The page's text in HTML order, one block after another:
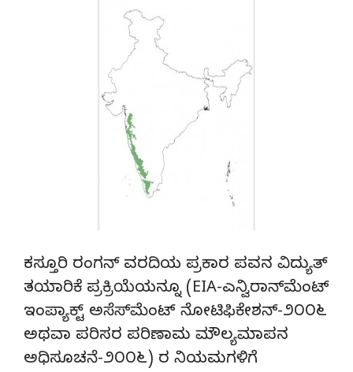
ಕಸ್ತೂರಿ ರಂಗನ್ ವರದಿಯ ಪ್ರಕಾರ ಪವನ ವಿದ್ಯುತ್
ತಯಾರಿಕೆ ಪ್ರಕ್ರಿಯೆಯನ್ನೂ (EIA-ಎನ್ವಿರಾನ್‌ಮೆಂಟ್
ಇಂಪ್ಯಾಕ್ಟ್ ಅಸೆಸ್‌ಮೆಂಟ್ ನೋಟಿಫಿಕೇಶನ್-೨೦೦೬
ಅಥವಾ ಪರಿಸರ ಪರಿಣಾಮ ಮೌಲ್ಯಮಾಪನ
ಅಧಿಸೂಚನೆ-೨೦೦೬) ರ ನಿಯಮಗಳಿಗೆ